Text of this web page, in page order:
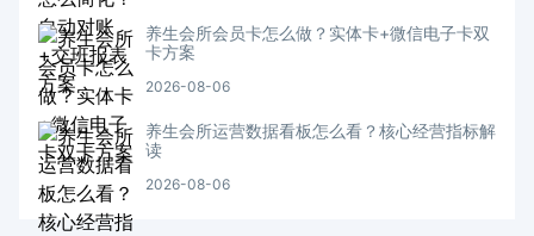
养生会所会员卡怎么做？实体卡+微信电子卡双
卡方案
2026-08-06
养生会所运营数据看板怎么看？核心经营指标解
读
2026-08-06